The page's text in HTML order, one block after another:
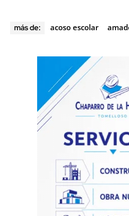
más de: acoso escolar